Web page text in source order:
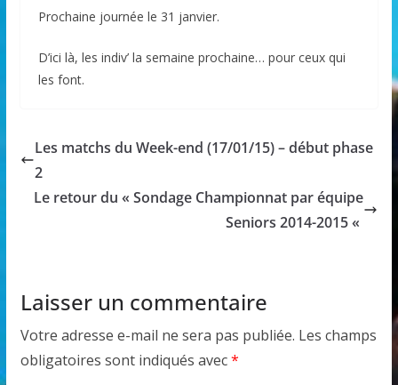
Prochaine journée le 31 janvier.
D’ici là, les indiv’ la semaine prochaine… pour ceux qui
les font.
Les matchs du Week-end (17/01/15) – début phase
2
Le retour du « Sondage Championnat par équipe
Seniors 2014-2015 «
Laisser un commentaire
Votre adresse e-mail ne sera pas publiée. Les champs
obligatoires sont indiqués avec*